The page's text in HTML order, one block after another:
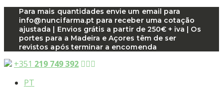
Saltar
para
conteúdo
Para mais quantidades envie um email para
info@nuncifarma.pt para receber uma cotação
ajustada | Envios grátis a partir de 250€ + iva | Os
portes para a Madeira e Açores têm de ser
revistos após terminar a encomenda
+351 219 749 392
PT